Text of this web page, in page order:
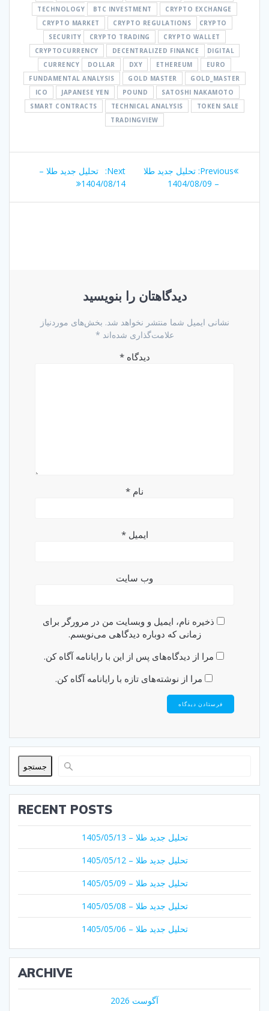
TECHNOLOGY
BTC INVESTMENT
CRYPTO EXCHANGE
CRYPTO MARKET
CRYPTO REGULATIONS
CRYPTO
SECURITY
CRYPTO TRADING
CRYPTO WALLET
CRYPTOCURRENCY
DECENTRALIZED FINANCE
DIGITAL
CURRENCY
DOLLAR DXY ETHEREUM
EURO
FUNDAMENTAL ANALYSIS
GOLD MASTER
GOLD_MASTER
ICO
JAPANESE YEN POUND
SATOSHI NAKAMOTO
SMART CONTRACTS
TECHNICAL ANALYSIS
TOKEN SALE
TRADINGVIEW
راهبری
نوشته
Previous:
Previous
post:
تحلیل جدید طلا
– 1404/08/09
Next:
Next
post:
تحلیل جدید طلا –
1404/08/14
دیدگاهتان را بنویسید
نشانی ایمیل شما منتشر نخواهد شد. بخش‌های موردنیاز
علامت‌گذاری شده‌اند *
دیدگاه*
نام *
ایمیل*
وب‌ سایت
ذخیره نام، ایمیل و وبسایت من در مرورگر برای
زمانی که دوباره دیدگاهی می‌نویسم.
مرا از دیدگاه‌های پس از این با رایانامه آگاه کن.
مرا از نوشته‌های تازه با رایانامه آگاه کن.
جستجو
RECENT POSTS
تحلیل جدید طلا – 1405/05/13
تحلیل جدید طلا – 1405/05/12
تحلیل جدید طلا – 1405/05/09
تحلیل جدید طلا – 1405/05/08
تحلیل جدید طلا – 1405/05/06
ARCHIVE
آگوست 2026